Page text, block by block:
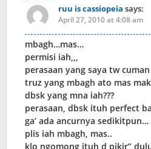
ruu is cassiopeia says:
April 27, 2010 at 4:08 am
mbagh…mas…
permisi iah,,,
perasaan yang saya tw
truz yang mbagh ato mas
dbsk yang mna iah???
perasaan, dbsk ituh perfect
ga’ ada ancurnya sedikitpun…
plis iah mbagh, mas..
klo ngomong ituh d pikir”